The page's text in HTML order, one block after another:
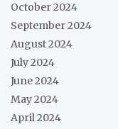
October 2024
September 2024
August 2024
July 2024
June 2024
May 2024
April 2024